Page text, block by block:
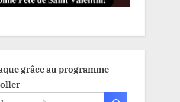
grâce au programme